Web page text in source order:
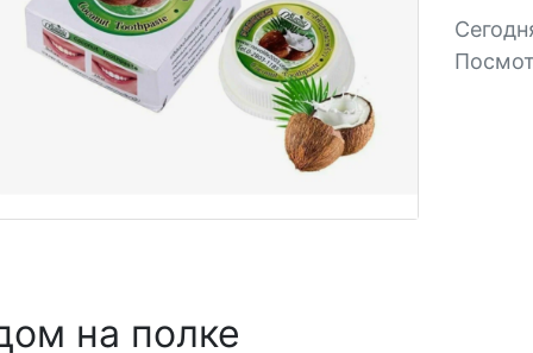
на полке